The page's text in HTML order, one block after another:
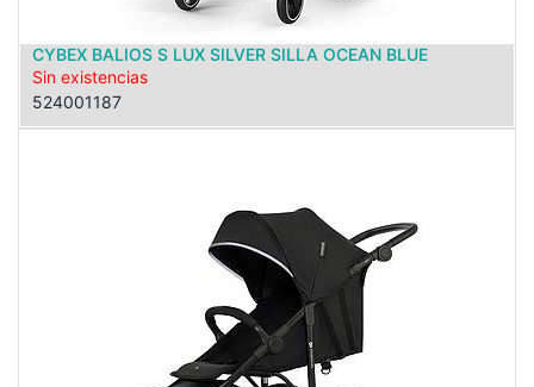
CYBEX BALIOS S LUX SILVER SILLA OCEAN BLUE
Sin existencias
524001187